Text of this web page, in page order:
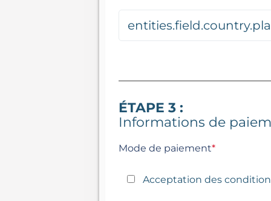
ÉTAPE 3 :
Informations de
Mode de paiement*
Acceptation des